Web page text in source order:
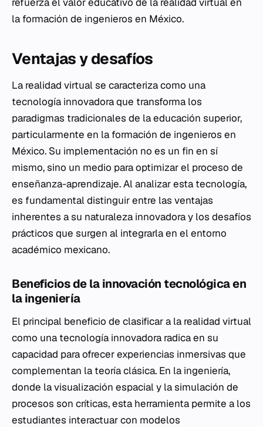
la formación de ingenieros en México.
Ventajas y desafíos
La realidad virtual se caracteriza como una
tecnología innovadora que transforma los
paradigmas tradicionales de la educación superior,
particularmente en la formación de ingenieros en
México. Su implementación no es un fin en sí
mismo, sino un medio para optimizar el proceso de
enseñanza-aprendizaje. Al analizar esta tecnología,
es fundamental distinguir entre las ventajas
inherentes a su naturaleza innovadora y los desafíos
prácticos que surgen al integrarla en el entorno
académico mexicano.
Beneficios de la innovación tecnológica en
la ingeniería
El principal beneficio de clasificar a la realidad virtual
como una tecnología innovadora radica en su
capacidad para ofrecer experiencias inmersivas que
complementan la teoría clásica. En la ingeniería,
donde la visualización espacial y la simulación de
procesos son críticas, esta herramienta permite a los
estudiantes interactuar con modelos